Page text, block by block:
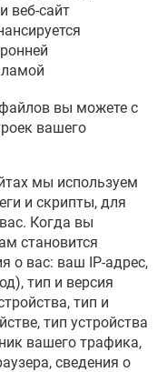
веб-сайт
вы можете с
вашего
мы используем
и скрипты, для
Когда вы
становится
о вас: ваш IP-адрес,
тип и версия
тип и
тип устройства
вашего трафика,
сведения о